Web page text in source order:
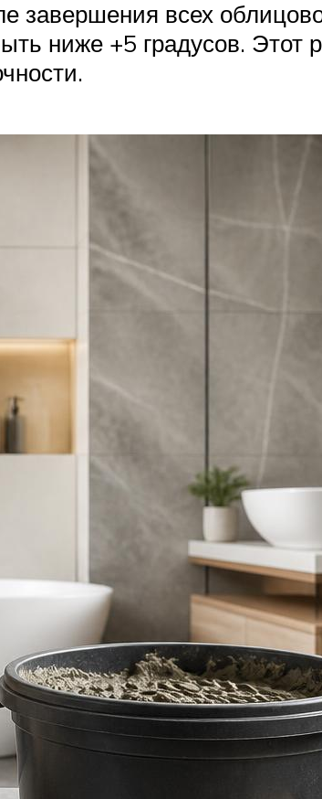
завершения всех
ниже +5 градусов. Этот